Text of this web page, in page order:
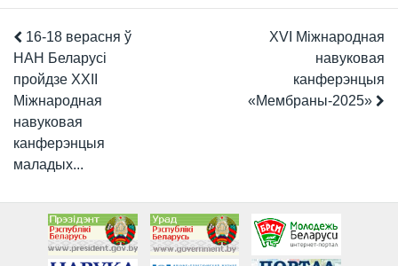
16-18 верасня ў
НАН Беларусі
пройдзе XXII
Міжнародная
навуковая
канферэнцыя
маладых...
XVI Міжнародная
навуковая
канферэнцыя
«Мембраны-2025»